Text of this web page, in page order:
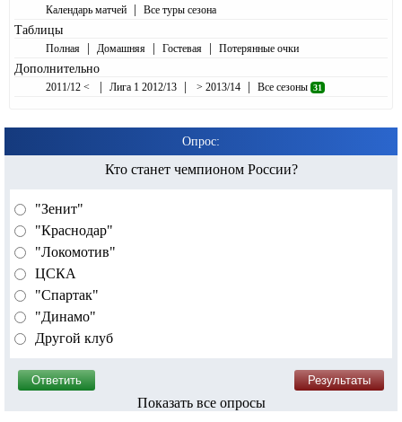
Календарь матчей | Все туры сезона
Таблицы
Полная | Домашняя | Гостевая | Потерянные очки
Дополнительно
2011/12 < | Лига 1 2012/13 | > 2013/14 | Все сезоны 31
Опрос:
Кто станет чемпионом России?
"Зенит"
"Краснодар"
"Локомотив"
ЦСКА
"Спартак"
"Динамо"
Другой клуб
Показать все опросы